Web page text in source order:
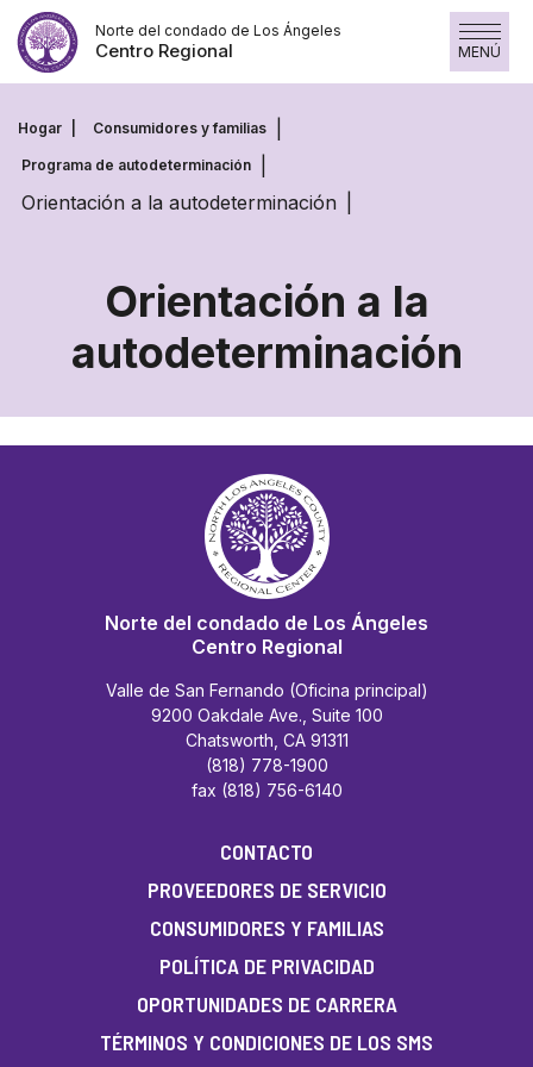
Saltar
contenido
Norte del condado de Los Ángeles
Centro Regional MENÚ
Hogar Consumidores y familias
Programa de autodeterminación
Orientación a la autodeterminación
Orientación a la
autodeterminación
Orientación
la
Norte del condado de Los Ángeles
Centro Regional
Valle de San Fernando (Oficina principal)
9200 Oakdale Ave., Suite 100
Chatsworth, CA 91311
(818) 778-1900
fax (818) 756-6140
CONTACTO
PROVEEDORES DE SERVICIO
CONSUMIDORES Y FAMILIAS
POLÍTICA DE PRIVACIDAD
OPORTUNIDADES DE CARRERA
TÉRMINOS Y CONDICIONES DE LOS SMS